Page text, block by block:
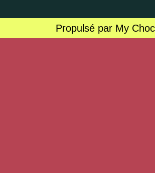
Propulsé par My